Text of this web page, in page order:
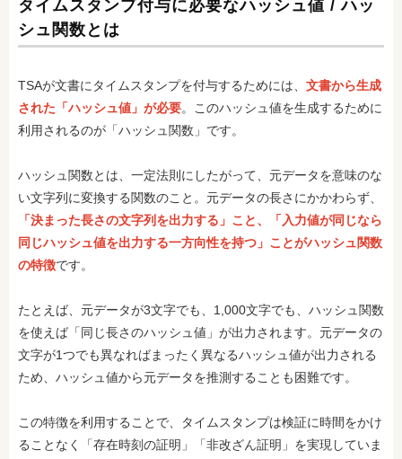
タイムスタンプ付与に必要なハッシュ値 / ハッ
シュ関数とは
TSAが文書にタイムスタンプを付与するためには、 文書から生成
された「ハッシュ値」が必要。このハッシュ値を生成するために
利用されるのが「ハッシュ関数」です。
ハッシュ関数とは、一定法則にしたがって、元データを意味のな
い文字列に変換する関数のこと。元データの長さにかかわらず、
「決まった長さの文字列を出力する」こと、「入力値が同じなら
同じハッシュ値を出力する一方向性を持つ」ことがハッシュ関数
の特徴です。
たとえば、元データが3文字でも、1,000文字でも、ハッシュ関数
を使えば「同じ長さのハッシュ値」が出力されます。元データの
文字が1つでも異なればまったく異なるハッシュ値が出力される
ため、ハッシュ値から元データを推測することも困難です。
この特徴を利用することで、タイムスタンプは検証に時間をかけ
ることなく「存在時刻の証明」「非改ざん証明」を実現していま